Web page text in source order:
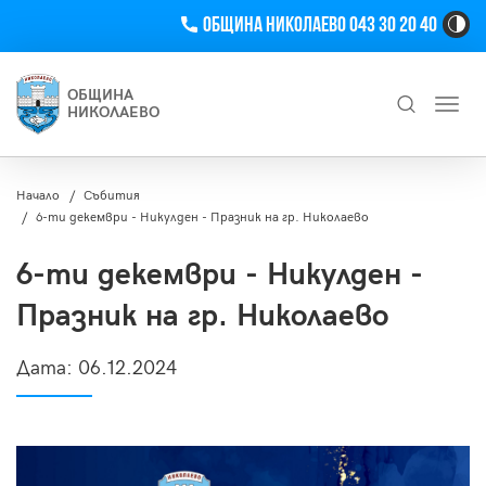
Телефон
Община Николаево 043 30 20 40
ОБЩИНА
НИКОЛАЕВО
Начало
Събития
6-ти декември - Никулден - Празник на гр. Николаево
6-ти декември - Никулден -
Празник на гр. Николаево
Дата: 06.12.2024